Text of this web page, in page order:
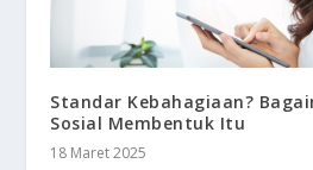
Standar Kebahagiaan?
Sosial Membentuk Itu
18 Maret 2025